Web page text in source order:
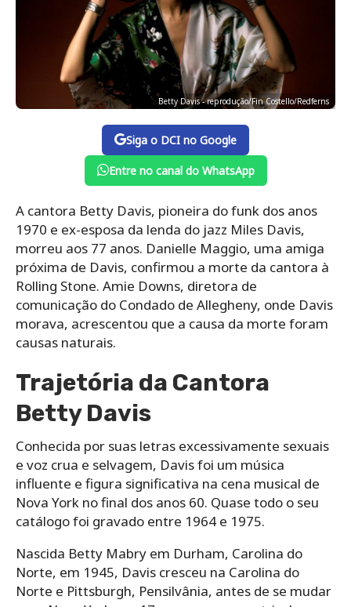
Betty Davis - reprodução/Fin Costello/Redferns
Siga o DCI no Google
Entre no canal do WhatsApp
A cantora Betty Davis, pioneira do funk dos anos
1970 e ex-esposa da lenda do jazz Miles Davis,
morreu aos 77 anos. Danielle Maggio, uma amiga
próxima de Davis, confirmou a morte da cantora à
Rolling Stone. Amie Downs, diretora de
comunicação do Condado de Allegheny, onde Davis
morava, acrescentou que a causa da morte foram
causas naturais.
Trajetória da Cantora
Betty Davis
Conhecida por suas letras excessivamente sexuais
e voz crua e selvagem, Davis foi um música
influente e figura significativa na cena musical de
Nova York no final dos anos 60. Quase todo o seu
catálogo foi gravado entre 1964 e 1975.
Nascida Betty Mabry em Durham, Carolina do
Norte, em 1945, Davis cresceu na Carolina do
Norte e Pittsburgh, Pensilvânia, antes de se mudar